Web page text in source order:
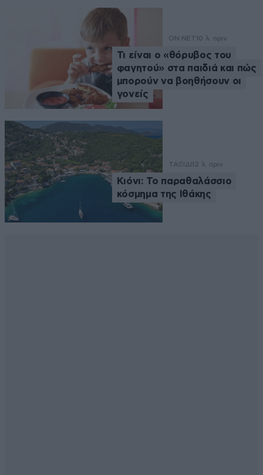
ON NET 10 λ. πριν
Τι είναι ο «θόρυβος του
φαγητού» στα παιδιά και πώς
μπορούν να βοηθήσουν οι
γονείς
ΤΑΞΙΔΙ 12 λ. πριν
Κιόνι: Το παραθαλάσσιο
κόσμημα της Ιθάκης